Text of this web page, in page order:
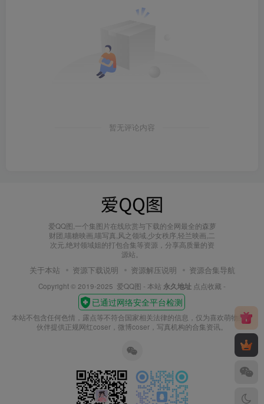
暂无评论内容
爱QQ图,一个集图片在线欣赏与下载的全网最全的森萝
财团,喵糖映画,喵写真,风之领域,少女秩序,轻兰映画,二
次元,绝对领域姐的打包合集等资源，分享高质量的资
源站。
关于本站 资源下载说明 资源解压说明 资源合集导航
Copyright © 2019-2025 爱QQ图 - 本站 永久地址 点点收藏 -
本站不包含任何色情，露点等不符合国家相关法律的信息，仅为喜欢萌物的小
伙伴提供正规网红coser，微博coser，写真机构的合集资讯。